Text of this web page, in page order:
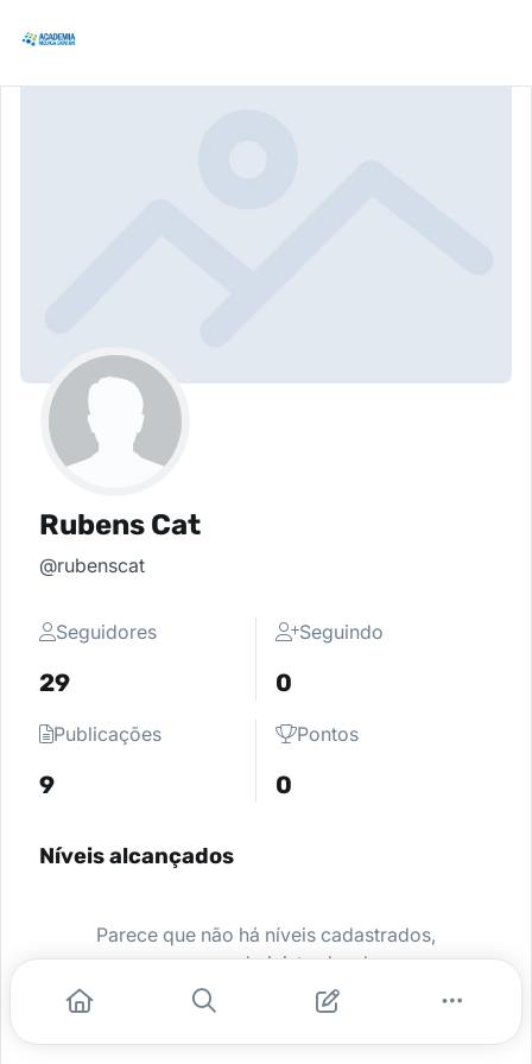
Rubens Cat
@rubenscat
Seguidores
29
Seguindo
0
Publicações
9
Pontos
0
Níveis alcançados
Parece que não há níveis cadastrados,
peça para o administrador da sua
comunidade ativar e comece a se